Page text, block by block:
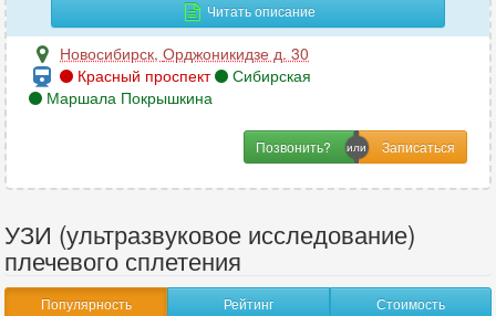
Читать описание
Новосибирск, Орджоникидзе д. 30
Красный проспект
Сибирская
Маршала Покрышкина
Позвонить?
УЗИ (ультразвуковое исследование)
плечевого сплетения
Популярность Рейтинг Стоимость